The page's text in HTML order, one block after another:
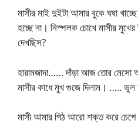
মাসীর মাই দুইটা আমার বুকে ঘষা
হচ্ছে না। নিস্পলক চোখে মাসীর
দেখছিস?
হারামজাদা…… দাঁড়া আজ তোর মেসো
মাসীর কাধে মুখ গুজে দিলাম। ….. ভুল
মাসী আমার পিঠ আরো শক্ত করে চেপে